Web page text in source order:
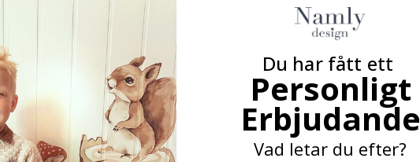
Tagga ditt med #namly_design
Andra köpte också Du har fått ett
Personligt
Erbjudande
Vad letar du efter?